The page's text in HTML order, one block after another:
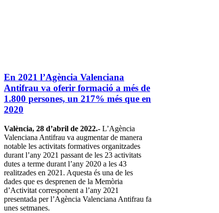
En 2021 l’Agència Valenciana
Antifrau va oferir formació a més de
1.800 persones, un 217% més que en
2020
València, 28 d’abril de 2022.- L’Agència
Valenciana Antifrau va augmentar de manera
notable les activitats formatives organitzades
durant l’any 2021 passant de les 23 activitats
dutes a terme durant l’any 2020 a les 43
realitzades en 2021. Aquesta és una de les
dades que es desprenen de la Memòria
d’Activitat corresponent a l’any 2021
presentada per l’Agència Valenciana Antifrau fa
unes setmanes.